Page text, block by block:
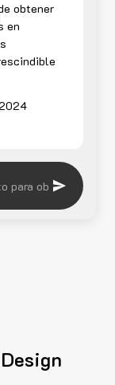
obtener
en